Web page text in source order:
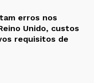
erros nos
Unido, custos
requisitos de